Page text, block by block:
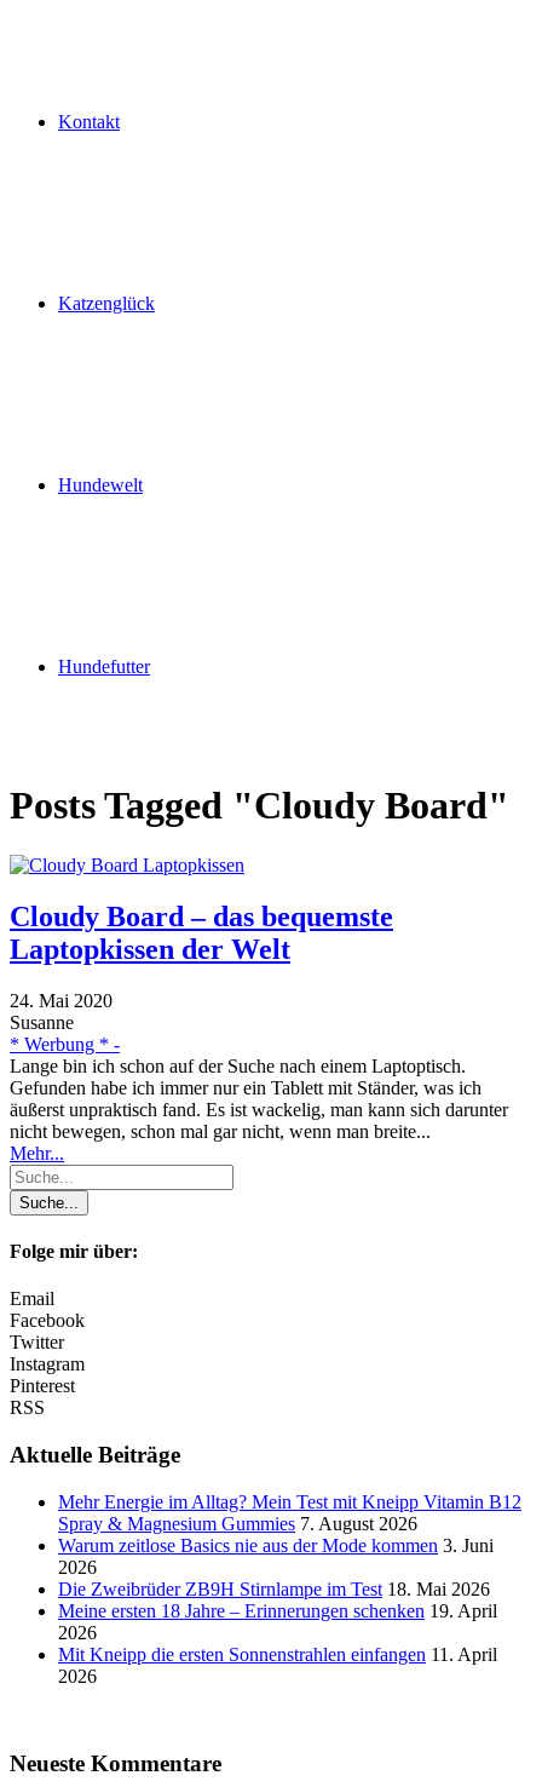
Kontakt
Katzenglück
Hundewelt
Hundefutter
Posts Tagged "Cloudy Board"
Cloudy Board – das bequemste
Laptopkissen der Welt
24. Mai 2020
Susanne
* Werbung * -
Lange bin ich schon auf der Suche nach einem Laptoptisch.
Gefunden habe ich immer nur ein Tablett mit Ständer, was ich
äußerst unpraktisch fand. Es ist wackelig, man kann sich darunter
nicht bewegen, schon mal gar nicht, wenn man breite...
Mehr...
Folge mir über:
Email
Facebook
Twitter
Instagram
Pinterest
RSS
Aktuelle Beiträge
Mehr Energie im Alltag? Mein Test mit Kneipp Vitamin B12
Spray & Magnesium Gummies 7. August 2026
Warum zeitlose Basics nie aus der Mode kommen 3. Juni
2026
Die Zweibrüder ZB9H Stirnlampe im Test 18. Mai 2026
Meine ersten 18 Jahre – Erinnerungen schenken 19. April
2026
Mit Kneipp die ersten Sonnenstrahlen einfangen 11. April
2026
Neueste Kommentare